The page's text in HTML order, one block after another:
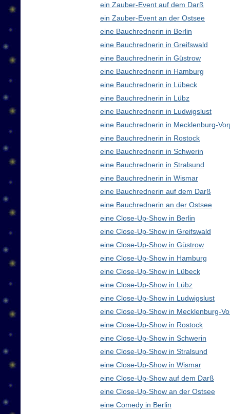
ein Zauber-Event auf dem Darß
ein Zauber-Event an der Ostsee
eine Bauchrednerin in Berlin
eine Bauchrednerin in Greifswald
eine Bauchrednerin in Güstrow
eine Bauchrednerin in Hamburg
eine Bauchrednerin in Lübeck
eine Bauchrednerin in Lübz
eine Bauchrednerin in Ludwigslust
eine Bauchrednerin in Mecklenburg-
eine Bauchrednerin in Rostock
eine Bauchrednerin in Schwerin
eine Bauchrednerin in Stralsund
eine Bauchrednerin in Wismar
eine Bauchrednerin auf dem Darß
eine Bauchrednerin an der Ostsee
eine Close-Up-Show in Berlin
eine Close-Up-Show in Greifswald
eine Close-Up-Show in Güstrow
eine Close-Up-Show in Hamburg
eine Close-Up-Show in Lübeck
eine Close-Up-Show in Lübz
eine Close-Up-Show in Ludwigslust
eine Close-Up-Show in Mecklenburg-
eine Close-Up-Show in Rostock
eine Close-Up-Show in Schwerin
eine Close-Up-Show in Stralsund
eine Close-Up-Show in Wismar
eine Close-Up-Show auf dem Darß
eine Close-Up-Show an der Ostsee
eine Comedy in Berlin